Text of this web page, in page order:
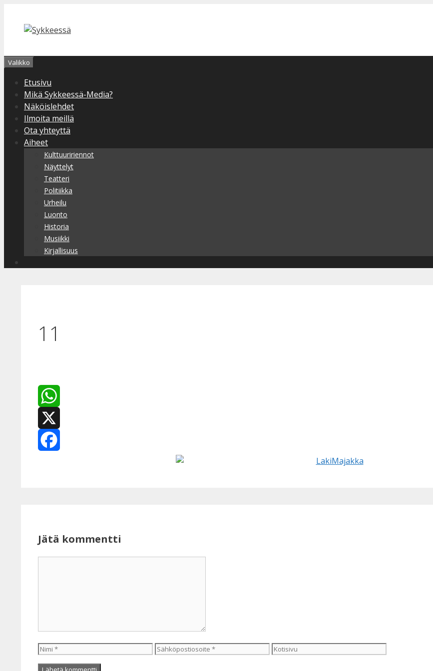
sisältöön
Valikko
Etusivu
Mikä Sykkeessä-Media?
Näköislehdet
Ilmoita meillä
Ota yhteyttä
Aiheet
Kulttuuririennot
Näyttelyt
Teatteri
Politiikka
Urheilu
Luonto
Historia
Musiikki
Kirjallisuus
11
WhatsApp
X
Jätä kommentti
Nimi Sähköpostiosoite Kotisivu